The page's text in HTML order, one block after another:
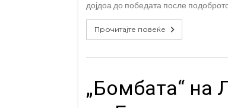
дојдоа до победата после
Прочитајте повеќе
„Бомбата“ на